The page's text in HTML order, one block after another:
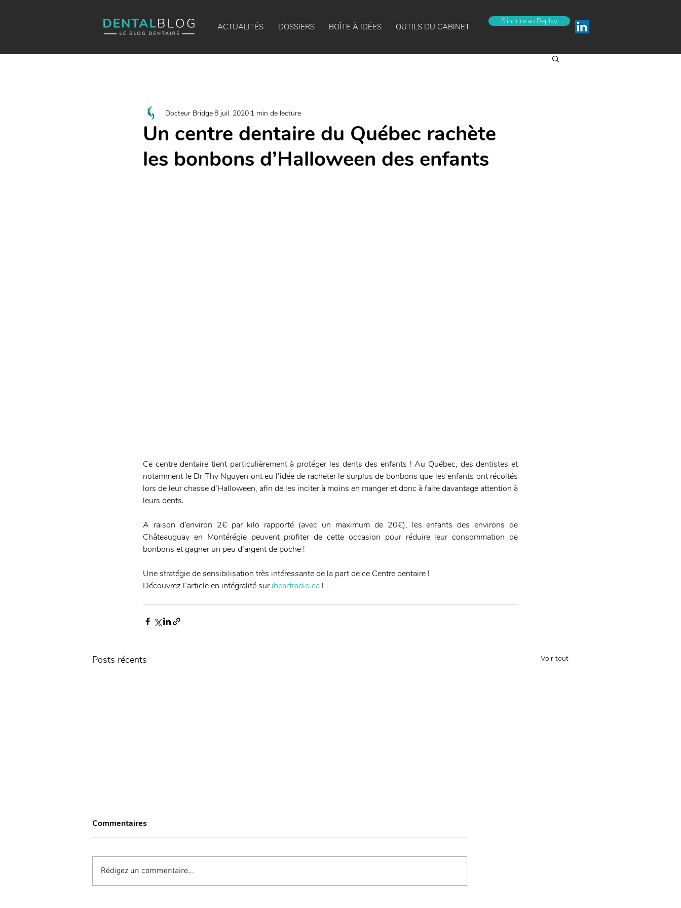
ACTUALITÉS DOSSIERS BOÎTE À IDÉES OUTILS DU CABINET
S'incrire au Replay
Un centre dentaire du Québec rachète
les bonbons d’Halloween des enfants
Docteur Bridge8 juil. 2020 1 min de lecture
Ce centre dentaire tient particulièrement à protéger les dents des enfants ! Au Québec, des dentistes et
notamment le Dr Thy Nguyen ont eu l’idée de racheter le surplus de bonbons que les enfants ont récoltés
lors de leur chasse d’Halloween, afin de les inciter à moins en manger et donc à faire davantage attention à
leurs dents.
A raison d’environ 2€ par kilo rapporté (avec un maximum de 20€), les enfants des environs de
Châteauguay en Montérégie peuvent profiter de cette occasion pour réduire leur consommation de
bonbons et gagner un peu d’argent de poche !
Une stratégie de sensibilisation très intéressante de la part de ce Centre dentaire !
Découvrez l’article en intégralité sur iheartradio.ca !
Posts récents Voir tout
Commentaires
Rédigez un commentaire...